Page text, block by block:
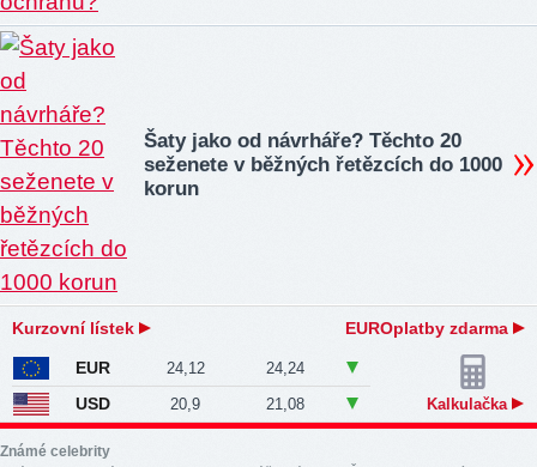
Šaty jako od návrháře? Těchto 20
seženete v běžných řetězcích do 1000
korun
Kurzovní lístek EUROplatby zdarma
EUR 24,12 24,24
USD 20,9 21,08 Kalkulačka
Známé celebrity